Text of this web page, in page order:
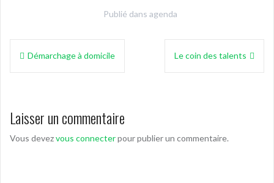
Publié dans agenda
Navigation
Démarchage à domicile Le coin des talents
Laisser un commentaire
Vous devezvous connecterpour publier un commentaire.